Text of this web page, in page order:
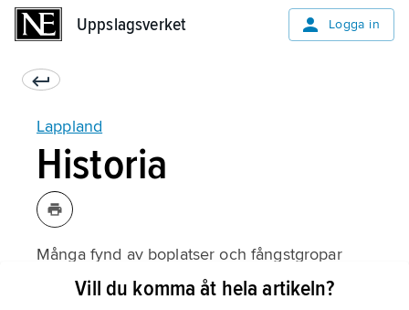
Uppslagsverket Logga in
Lappland
Historia
Många fynd av boplatser och fångstgropar
visar att Lappland har varit befolkat sedan
Vill du komma åt hela artikeln?